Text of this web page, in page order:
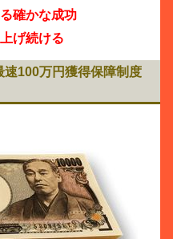
確かな成功
げ続ける
100万円獲得保障制度